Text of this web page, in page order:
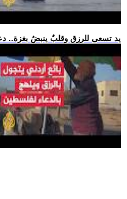
.. يد تسعى للرزق وقلبٌ ينبضُ بغزة..